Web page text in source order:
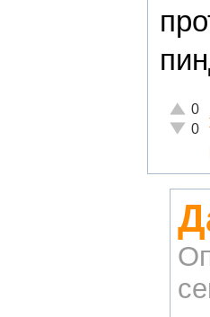
0
0